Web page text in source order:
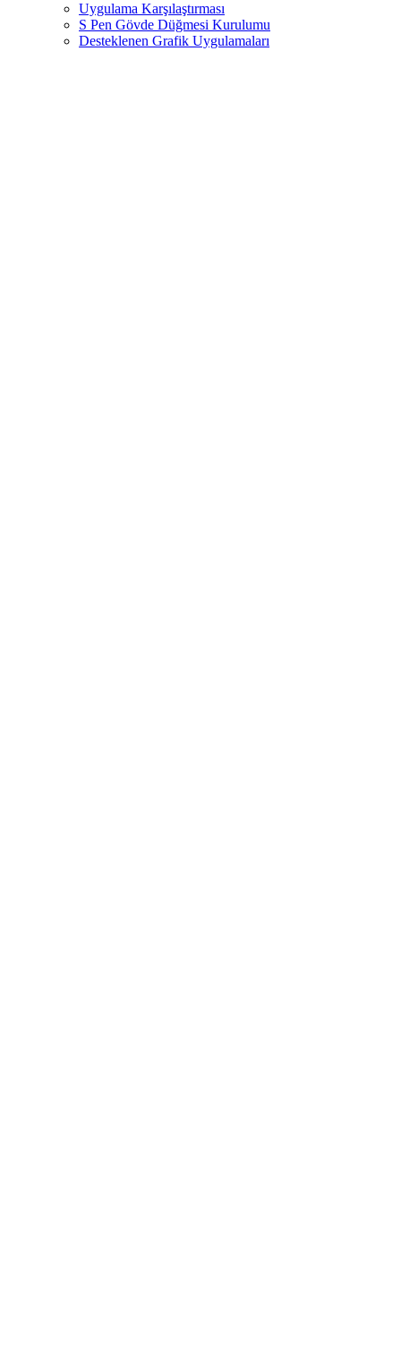
Uygulama Karşılaştırması
S Pen Gövde Düğmesi Kurulumu
Desteklenen Grafik Uygulamaları